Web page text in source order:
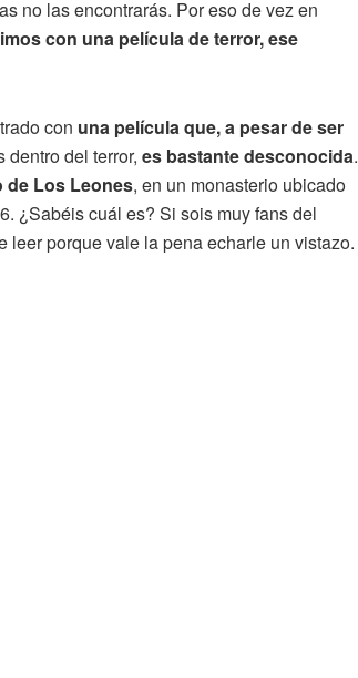
no las encontrarás. Por eso de vez en
con una película de terror, ese
con una película que, a pesar de ser
dentro del terror, es bastante desconocida.
de Los Leones, en un monasterio ubicado
¿Sabéis cuál es? Si sois muy fans del
porque vale la pena echarle un vistazo.